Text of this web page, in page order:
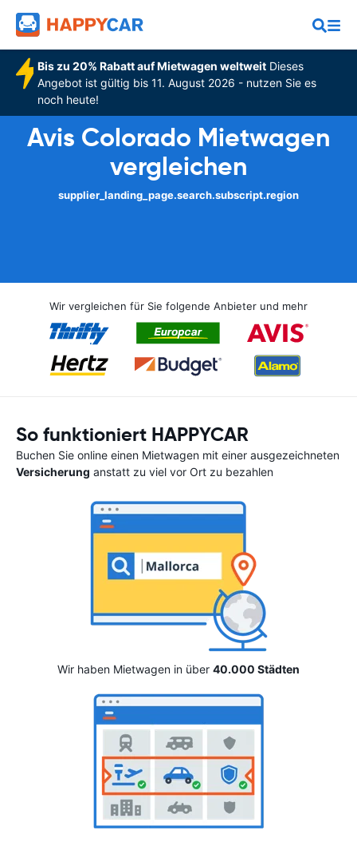
Bis zu 20% Rabatt auf Mietwagen weltweitDieses
Angebot ist gültig bis 11. August 2026 - nutzen Sie es
noch heute!
Avis Colorado Mietwagen
vergleichen
supplier_landing_page.search.subscript.region
Wir vergleichen für Sie folgende Anbieter und mehr
So funktioniert HAPPYCAR
Buchen Sie online einen Mietwagen mit einer ausgezeichneten
Versicherung anstatt zu viel vor Ort zu bezahlen
Wir haben Mietwagen in über 40.000 Städten